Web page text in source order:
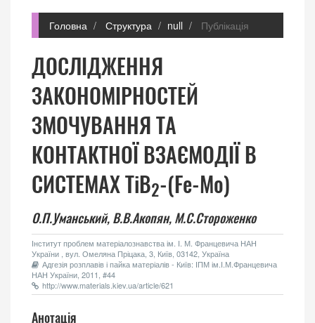
Головна Структура null Публікація
ДОСЛІДЖЕННЯ
ЗАКОНОМІРНОСТЕЙ
ЗМОЧУВАННЯ ТА
КОНТАКТНОЇ ВЗАЄМОДІЇ В
СИСТЕМАХ TiB2-(Fe-Mo)
О.П.Уманський, В.В.Акопян, М.С.Стороженко
Інститут проблем матеріалознавства ім. І. М. Францевича НАН
України , вул. Омеляна Пріцака, 3, Київ, 03142, Україна
Адгезія розплавів і пайка матеріалів - Київ: ІПМ ім.І.М.Францевича
НАН України, 2011, #44
http://www.materials.kiev.ua/article/621
Анотація